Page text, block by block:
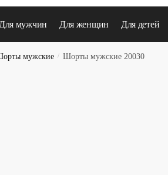
Для мужчин Для женщин Для детей
мужские / Шорты мужские 20030